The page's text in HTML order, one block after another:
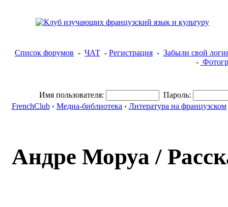
Список форумов - ЧАТ - Регистрация - Забыли свой
-
Имя пользователя:
Пароль:
FrenchClub ‹ Медиа-библиотека ‹ Литература на французском
Андре Моруа /